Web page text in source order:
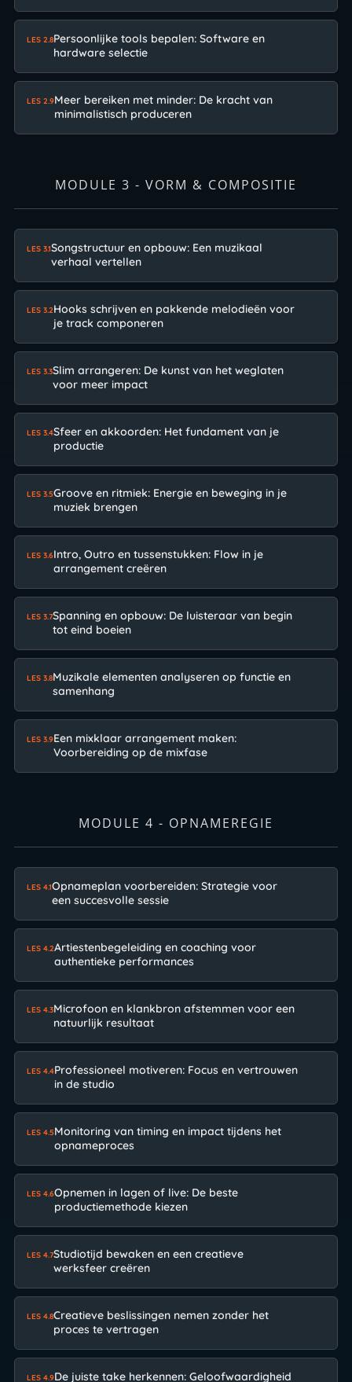
LES 2.8Persoonlijke tools bepalen: Software en
hardware selectie
LES 2.9Meer bereiken met minder: De kracht van
minimalistisch produceren
MODULE 3 - VORM & COMPOSITIE
LES 3.1Songstructuur en opbouw: Een muzikaal
verhaal vertellen
LES 3.2Hooks schrijven en pakkende melodieën voor
je track componeren
LES 3.3Slim arrangeren: De kunst van het weglaten
voor meer impact
LES 3.4Sfeer en akkoorden: Het fundament van je
productie
LES 3.5Groove en ritmiek: Energie en beweging in je
muziek brengen
LES 3.6Intro, Outro en tussenstukken: Flow in je
arrangement creëren
LES 3.7Spanning en opbouw: De luisteraar van begin
tot eind boeien
LES 3.8Muzikale elementen analyseren op functie en
samenhang
LES 3.9Een mixklaar arrangement maken:
Voorbereiding op de mixfase
MODULE 4 - OPNAMEREGIE
LES 4.1Opnameplan voorbereiden: Strategie voor
een succesvolle sessie
LES 4.2Artiestenbegeleiding en coaching voor
authentieke performances
LES 4.3Microfoon en klankbron afstemmen voor een
natuurlijk resultaat
LES 4.4Professioneel motiveren: Focus en vertrouwen
in de studio
LES 4.5Monitoring van timing en impact tijdens het
opnameproces
LES 4.6Opnemen in lagen of live: De beste
productiemethode kiezen
LES 4.7Studiotijd bewaken en een creatieve
werksfeer creëren
LES 4.8Creatieve beslissingen nemen zonder het
proces te vertragen
LES 4.9De juiste take herkennen: Geloofwaardigheid